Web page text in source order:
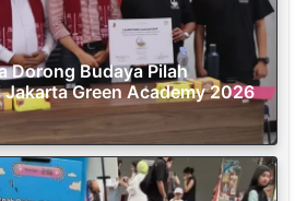
Dorong Budaya Pilah
Jakarta Green Academy 2026